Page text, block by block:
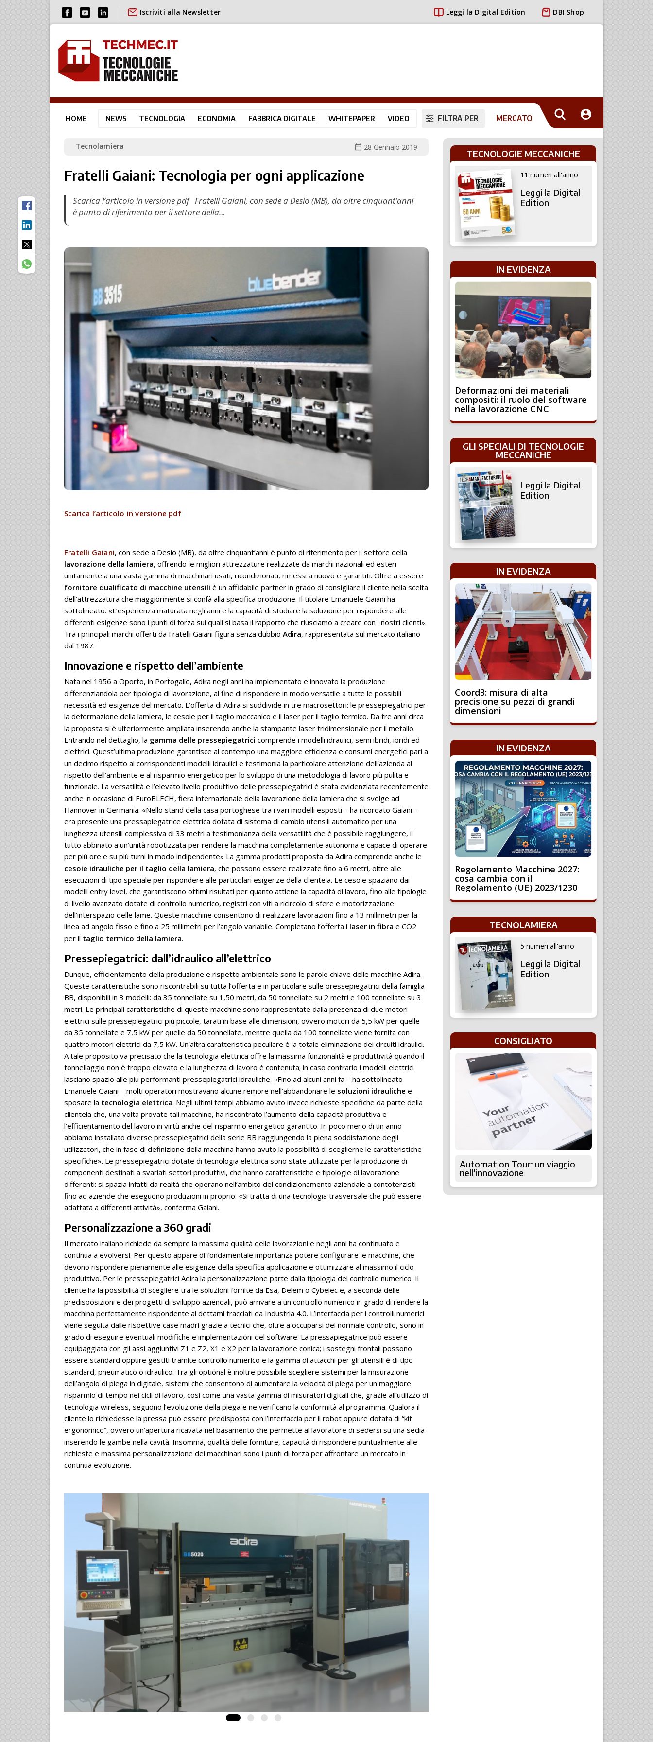
Iscriviti alla Newsletter Leggi la Digital Edition DBI Shop
HOME NEWS TECNOLOGIA ECONOMIA FABBRICA DIGITALE WHITEPAPER VIDEO FILTRA PER MERCATO
Tecnolamiera calendar_today 28 Gennaio 2019
Fratelli Gaiani: Tecnologia per ogni applicazione
Scarica l’articolo in versione pdf Fratelli Gaiani, con sede a Desio (MB), da oltre cinquant’anni
è punto di riferimento per il settore della…
Scarica l’articolo in versione pdf
Fratelli Gaiani, con sede a Desio (MB), da oltre cinquant’anni è punto di riferimento per il settore della
lavorazione della lamiera, offrendo le migliori attrezzature realizzate da marchi nazionali ed esteri
unitamente a una vasta gamma di macchinari usati, ricondizionati, rimessi a nuovo e garantiti. Oltre a essere
fornitore qualificato di macchine utensili è un affidabile partner in grado di consigliare il cliente nella scelta
dell’attrezzatura che maggiormente si confà alla specifica produzione. Il titolare Emanuele Gaiani ha
sottolineato: «L’esperienza maturata negli anni e la capacità di studiare la soluzione per rispondere alle
differenti esigenze sono i punti di forza sui quali si basa il rapporto che riusciamo a creare con i nostri clienti».
Tra i principali marchi offerti da Fratelli Gaiani figura senza dubbio Adira, rappresentata sul mercato italiano
dal 1987.
Innovazione e rispetto dell’ambiente
Nata nel 1956 a Oporto, in Portogallo, Adira negli anni ha implementato e innovato la produzione
differenziandola per tipologia di lavorazione, al fine di rispondere in modo versatile a tutte le possibili
necessità ed esigenze del mercato. L’offerta di Adira si suddivide in tre macrosettori: le pressepiegatrici per
la deformazione della lamiera, le cesoie per il taglio meccanico e il laser per il taglio termico. Da tre anni circa
la proposta si è ulteriormente ampliata inserendo anche la stampante laser tridimensionale per il metallo.
Entrando nel dettaglio, la gamma delle pressepiegatrici comprende i modelli idraulici, semi ibridi, ibridi ed
elettrici. Quest’ultima produzione garantisce al contempo una maggiore efficienza e consumi energetici pari a
un decimo rispetto ai corrispondenti modelli idraulici e testimonia la particolare attenzione dell’azienda al
rispetto dell’ambiente e al risparmio energetico per lo sviluppo di una metodologia di lavoro più pulita e
funzionale. La versatilità e l’elevato livello produttivo delle pressepiegatrici è stata evidenziata recentemente
anche in occasione di EuroBLECH, fiera internazionale della lavorazione della lamiera che si svolge ad
Hannover in Germania. «Nello stand della casa portoghese tra i vari modelli esposti – ha ricordato Gaiani –
era presente una pressapiegatrice elettrica dotata di sistema di cambio utensili automatico per una
lunghezza utensili complessiva di 33 metri a testimonianza della versatilità che è possibile raggiungere, il
tutto abbinato a un’unità robotizzata per rendere la macchina completamente autonoma e capace di operare
per più ore e su più turni in modo indipendente» La gamma prodotti proposta da Adira comprende anche le
cesoie idrauliche per il taglio della lamiera, che possono essere realizzate fino a 6 metri, oltre alle
esecuzioni di tipo speciale per rispondere alle particolari esigenze della clientela. Le cesoie spaziano dai
modelli entry level, che garantiscono ottimi risultati per quanto attiene la capacità di lavoro, fino alle tipologie
di livello avanzato dotate di controllo numerico, registri con viti a ricircolo di sfere e motorizzazione
dell’interspazio delle lame. Queste macchine consentono di realizzare lavorazioni fino a 13 millimetri per la
linea ad angolo fisso e fino a 25 millimetri per l’angolo variabile. Completano l’offerta i laser in fibra e CO2
per il taglio termico della lamiera.
Pressepiegatrici: dall’idraulico all’elettrico
Dunque, efficientamento della produzione e rispetto ambientale sono le parole chiave delle macchine Adira.
Queste caratteristiche sono riscontrabili su tutta l’offerta e in particolare sulle pressepiegatrici della famiglia
BB, disponibili in 3 modelli: da 35 tonnellate su 1,50 metri, da 50 tonnellate su 2 metri e 100 tonnellate su 3
metri. Le principali caratteristiche di queste macchine sono rappresentate dalla presenza di due motori
elettrici sulle pressepiegatrici più piccole, tarati in base alle dimensioni, ovvero motori da 5,5 kW per quelle
da 35 tonnellate e 7,5 kW per quelle da 50 tonnellate, mentre quella da 100 tonnellate viene fornita con
quattro motori elettrici da 7,5 kW. Un’altra caratteristica peculiare è la totale eliminazione dei circuiti idraulici.
A tale proposito va precisato che la tecnologia elettrica offre la massima funzionalità e produttività quando il
tonnellaggio non è troppo elevato e la lunghezza di lavoro è contenuta; in caso contrario i modelli elettrici
lasciano spazio alle più performanti pressepiegatrici idrauliche. «Fino ad alcuni anni fa – ha sottolineato
Emanuele Gaiani – molti operatori mostravano alcune remore nell’abbandonare le soluzioni idrauliche e
sposare la tecnologia elettrica. Negli ultimi tempi abbiamo avuto invece richieste specifiche da parte della
clientela che, una volta provate tali macchine, ha riscontrato l’aumento della capacità produttiva e
l’efficientamento del lavoro in virtù anche del risparmio energetico garantito. In poco meno di un anno
abbiamo installato diverse pressepiegatrici della serie BB raggiungendo la piena soddisfazione degli
utilizzatori, che in fase di definizione della macchina hanno avuto la possibilità di sceglierne le caratteristiche
specifiche». Le pressepiegatrici dotate di tecnologia elettrica sono state utilizzate per la produzione di
componenti destinati a svariati settori produttivi, che hanno caratteristiche e tipologie di lavorazione
differenti: si spazia infatti da realtà che operano nell’ambito del condizionamento aziendale a contoterzisti
fino ad aziende che eseguono produzioni in proprio. «Si tratta di una tecnologia trasversale che può essere
adattata a differenti attività», conferma Gaiani.
Personalizzazione a 360 gradi
Il mercato italiano richiede da sempre la massima qualità delle lavorazioni e negli anni ha continuato e
continua a evolversi. Per questo appare di fondamentale importanza potere configurare le macchine, che
devono rispondere pienamente alle esigenze della specifica applicazione e ottimizzare al massimo il ciclo
produttivo. Per le pressepiegatrici Adira la personalizzazione parte dalla tipologia del controllo numerico. Il
cliente ha la possibilità di scegliere tra le soluzioni fornite da Esa, Delem o Cybelec e, a seconda delle
predisposizioni e dei progetti di sviluppo aziendali, può arrivare a un controllo numerico in grado di rendere la
macchina perfettamente rispondente ai dettami tracciati da Industria 4.0. L’interfaccia per i controlli numerici
viene seguita dalle rispettive case madri grazie a tecnici che, oltre a occuparsi del normale controllo, sono in
grado di eseguire eventuali modifiche e implementazioni del software. La pressapiegatrice può essere
equipaggiata con gli assi aggiuntivi Z1 e Z2, X1 e X2 per la lavorazione conica; i sostegni frontali possono
essere standard oppure gestiti tramite controllo numerico e la gamma di attacchi per gli utensili è di tipo
standard, pneumatico o idraulico. Tra gli optional è inoltre possibile scegliere sistemi per la misurazione
dell’angolo di piega in digitale, sistemi che consentono di aumentare la velocità di piega per un maggiore
risparmio di tempo nei cicli di lavoro, così come una vasta gamma di misuratori digitali che, grazie all’utilizzo di
tecnologia wireless, seguono l’evoluzione della piega e ne verificano la conformità al programma. Qualora il
cliente lo richiedesse la pressa può essere predisposta con l’interfaccia per il robot oppure dotata di “kit
ergonomico”, ovvero un’apertura ricavata nel basamento che permette al lavoratore di sedersi su una sedia
inserendo le gambe nella cavità. Insomma, qualità delle forniture, capacità di rispondere puntualmente alle
richieste e massima personalizzazione dei macchinari sono i punti di forza per affrontare un mercato in
continua evoluzione.
TECNOLOGIE MECCANICHE
11 numeri all'anno
Leggi la Digital
Edition
IN EVIDENZA
Deformazioni dei materiali
compositi: il ruolo del software
nella lavorazione CNC
GLI SPECIALI DI TECNOLOGIE
MECCANICHE
Leggi la Digital
Edition
IN EVIDENZA
Coord3: misura di alta
precisione su pezzi di grandi
dimensioni
IN EVIDENZA
Regolamento Macchine 2027:
cosa cambia con il
Regolamento (UE) 2023/1230
TECNOLAMIERA
5 numeri all'anno
Leggi la Digital
Edition
CONSIGLIATO
Automation Tour: un viaggio
nell’innovazione